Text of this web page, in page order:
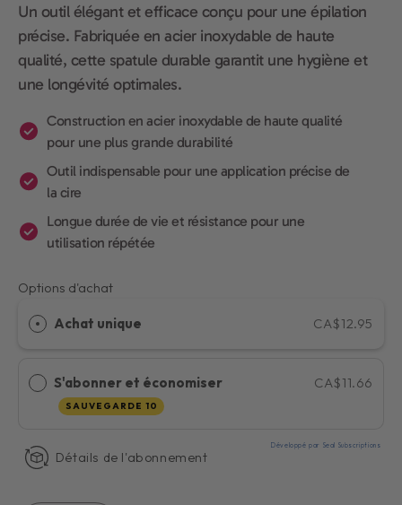
Un outil élégant et efficace conçu pour une épilation
précise. Fabriquée en acier inoxydable de haute
qualité, cette spatule durable garantit une hygiène et
une longévité optimales.
Construction en acier inoxydable de haute qualité
pour une plus grande durabilité
Outil indispensable pour une application précise de
la cire
Longue durée de vie et résistance pour une
utilisation répétée
Options d'achat
Achat unique CA$12.95
S'abonner et économiser
SAUVEGARDE 10
CA$11.66
Développé par Seal Subscriptions
Détails de l'abonnement